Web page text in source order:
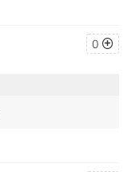
0